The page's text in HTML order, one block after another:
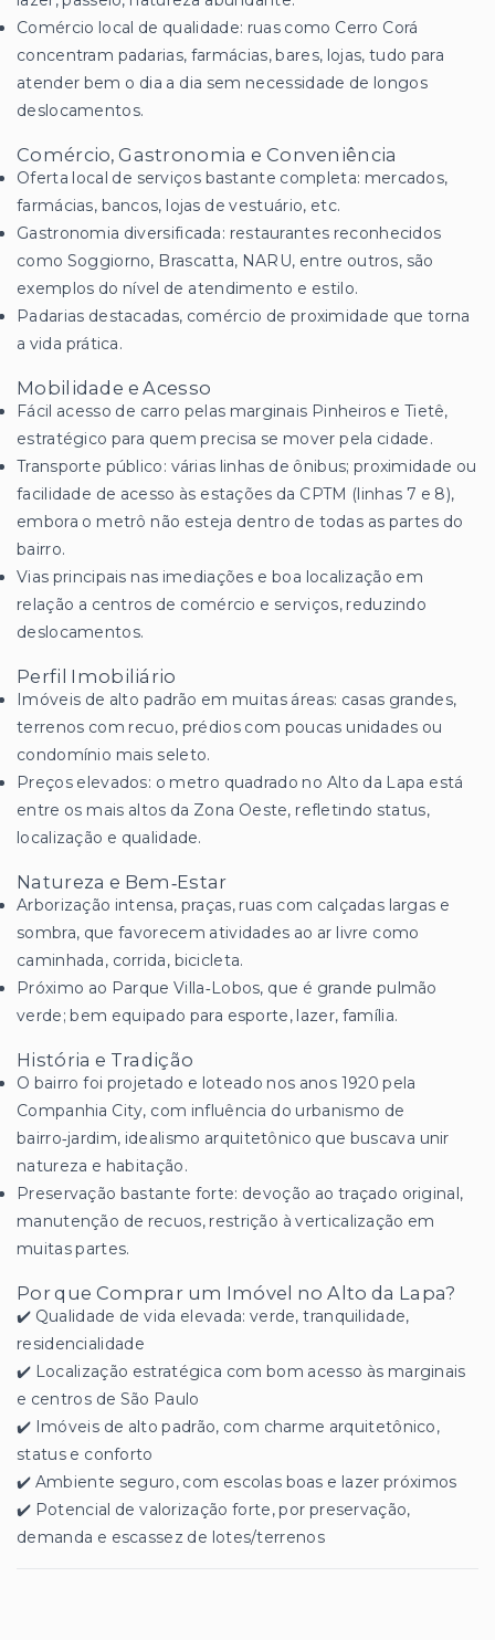
Comércio local de qualidade: ruas como Cerro Corá
concentram padarias, farmácias, bares, lojas, tudo para
atender bem o dia a dia sem necessidade de longos
deslocamentos.
Comércio, Gastronomia e Conveniência
Oferta local de serviços bastante completa: mercados,
farmácias, bancos, lojas de vestuário, etc.
Gastronomia diversificada: restaurantes reconhecidos
como Soggiorno, Brascatta, NARU, entre outros, são
exemplos do nível de atendimento e estilo.
Padarias destacadas, comércio de proximidade que torna
a vida prática.
Mobilidade e Acesso
Fácil acesso de carro pelas marginais Pinheiros e Tietê,
estratégico para quem precisa se mover pela cidade.
Transporte público: várias linhas de ônibus; proximidade ou
facilidade de acesso às estações da CPTM (linhas 7 e 8),
embora o metrô não esteja dentro de todas as partes do
bairro.
Vias principais nas imediações e boa localização em
relação a centros de comércio e serviços, reduzindo
deslocamentos.
Perfil Imobiliário
Imóveis de alto padrão em muitas áreas: casas grandes,
terrenos com recuo, prédios com poucas unidades ou
condomínio mais seleto.
Preços elevados: o metro quadrado no Alto da Lapa está
entre os mais altos da Zona Oeste, refletindo status,
localização e qualidade.
Natureza e Bem‑Estar
Arborização intensa, praças, ruas com calçadas largas e
sombra, que favorecem atividades ao ar livre como
caminhada, corrida, bicicleta.
Próximo ao Parque Villa‑Lobos, que é grande pulmão
verde; bem equipado para esporte, lazer, família.
História e Tradição
O bairro foi projetado e loteado nos anos 1920 pela
Companhia City, com influência do urbanismo de
bairro‑jardim, idealismo arquitetônico que buscava unir
natureza e habitação.
Preservação bastante forte: devoção ao traçado original,
manutenção de recuos, restrição à verticalização em
muitas partes.
Por que Comprar um Imóvel no Alto da Lapa?
✔️ Qualidade de vida elevada: verde, tranquilidade,
residencialidade
✔️ Localização estratégica com bom acesso às marginais
e centros de São Paulo
✔️ Imóveis de alto padrão, com charme arquitetônico,
status e conforto
✔️ Ambiente seguro, com escolas boas e lazer próximos
✔️ Potencial de valorização forte, por preservação,
demanda e escassez de lotes/terrenos